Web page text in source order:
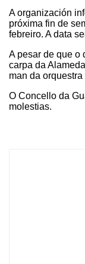
A organización
próxima fin de
febreiro. A data
A pesar de que o
carpa da
man da
O Concello da
molestias.